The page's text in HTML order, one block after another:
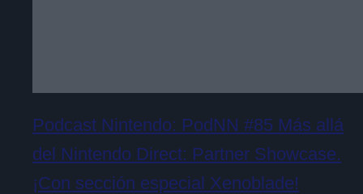
Podcast Nintendo: PodNN #85 Más allá
del Nintendo Direct: Partner Showcase.
¡Con sección especial Xenoblade!